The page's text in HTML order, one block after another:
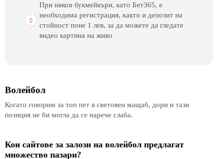
При някои букмейкъри, като Бет365, е
необходима регистрация, както и депозит на
стойност поне 1 лев, за да можете да гледате
видео картина на живо
Волейбол
Когато говорим за топ пет в световен мащаб, дори и тази
позиция не би могла да се нарече слаба.
Кои сайтове за залози на волейбол предлагат
множество пазари?